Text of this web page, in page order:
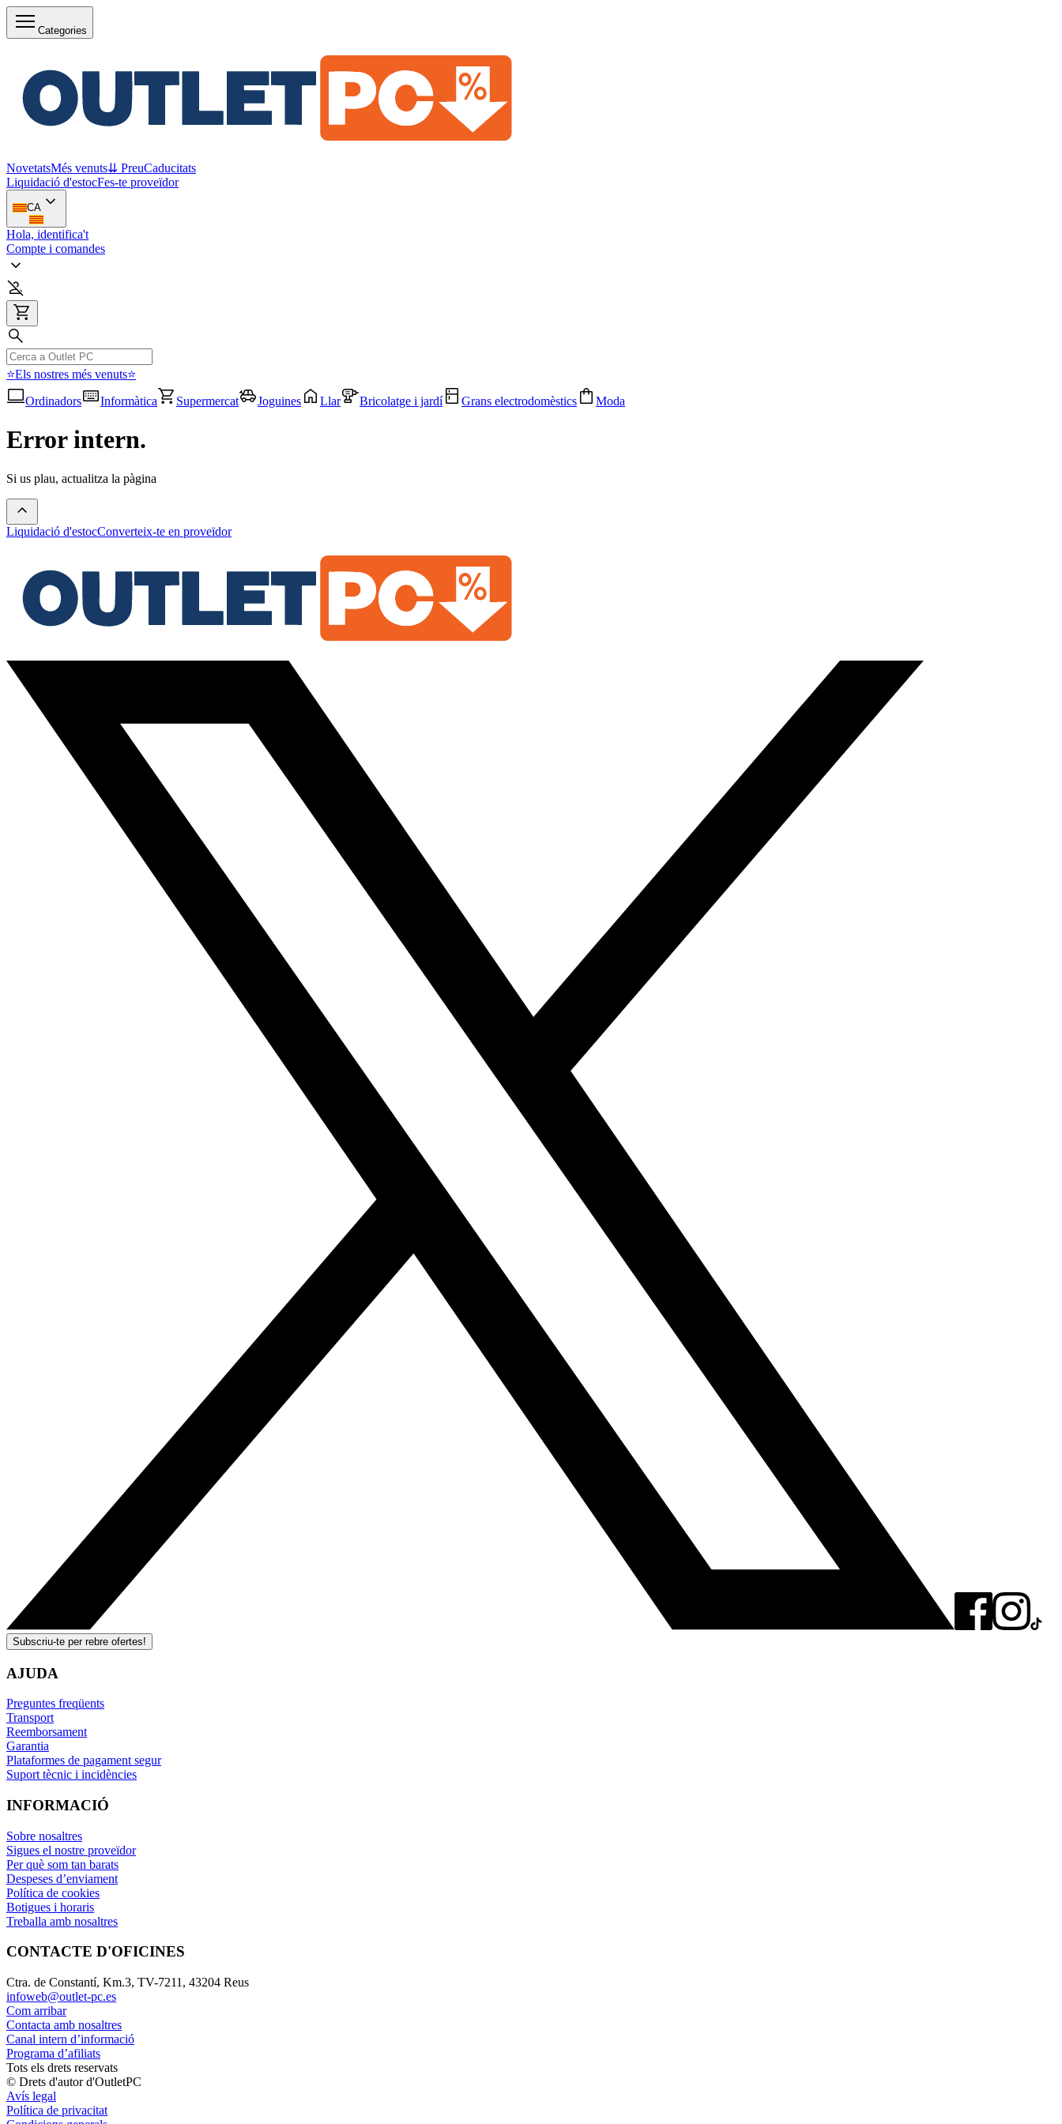
Categories
NovetatsMés venuts⇊ PreuCaducitats
Liquidació d'estocFes-te proveïdor
CA
Hola, identifica't
Compte i comandes
⭐Els nostres més venuts⭐
Ordinadors
Informàtica Supermercat Joguines Llar Bricolatge i jardí Grans electrodomèstics Moda
Error intern.
Si us plau, actualitza la pàgina
Liquidació d'estocConverteix-te en proveïdor
Subscriu-te per rebre ofertes!
AJUDA
Preguntes freqüents
Transport
Reemborsament
Garantia
Plataformes de pagament segur
Suport tècnic i incidències
INFORMACIÓ
Sobre nosaltres
Sigues el nostre proveïdor
Per què som tan barats
Despeses d’enviament
Política de cookies
Botigues i horaris
Treballa amb nosaltres
CONTACTE D'OFICINES
Ctra. de Constantí, Km.3, TV-7211, 43204 Reus
infoweb@outlet-pc.es
Com arribar
Contacta amb nosaltres
Canal intern d’informació
Programa d’afiliats
Tots els drets reservats
© Drets d'autor d'OutletPC
Avís legal
Política de privacitat